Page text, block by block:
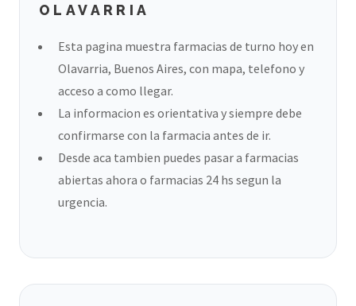
OLAVARRIA
Esta pagina muestra farmacias de turno hoy en
Olavarria, Buenos Aires, con mapa, telefono y
acceso a como llegar.
La informacion es orientativa y siempre debe
confirmarse con la farmacia antes de ir.
Desde aca tambien puedes pasar a farmacias
abiertas ahora o farmacias 24 hs segun la
urgencia.